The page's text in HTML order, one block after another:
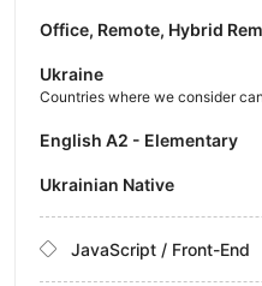
Office, Remote, Hybrid
Ukraine
Countries where we consider
English A2 - Elementary
Ukrainian Native
JavaScript / Front-End